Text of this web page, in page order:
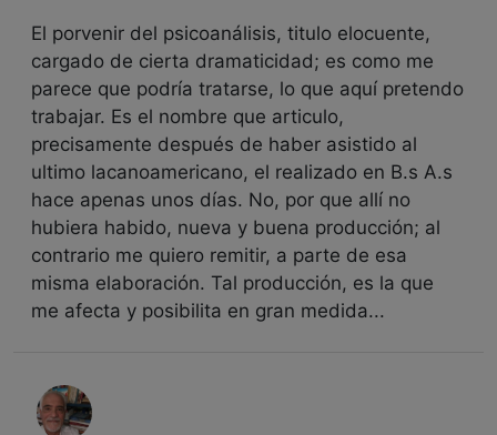
El porvenir del psicoanálisis, titulo elocuente,
cargado de cierta dramaticidad; es como me
parece que podría tratarse, lo que aquí pretendo
trabajar. Es el nombre que articulo,
precisamente después de haber asistido al
ultimo lacanoamericano, el realizado en B.s A.s
hace apenas unos días. No, por que allí no
hubiera habido, nueva y buena producción; al
contrario me quiero remitir, a parte de esa
misma elaboración. Tal producción, es la que
me afecta y posibilita en gran medida...